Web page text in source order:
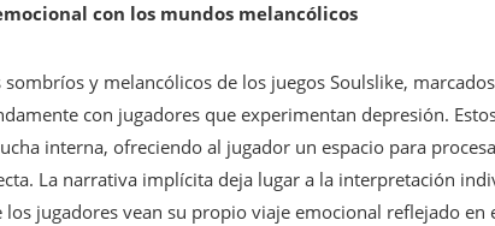
con los mundos melancólicos
sombríos y melancólicos de los juegos Soulslike,
con jugadores que experimentan depresión.
interna, ofreciendo al jugador un espacio para
La narrativa implícita deja lugar a la interpretación
jugadores vean su propio viaje emocional reflejado en